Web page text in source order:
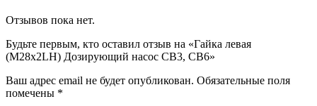
Отзывов пока нет.
Будьте первым, кто оставил отзыв на «Гайка левая
(М28х2LH) Дозирующий насос CB3, CB6»
Ваш адрес email не будет опубликован. Обязательные поля
помечены *